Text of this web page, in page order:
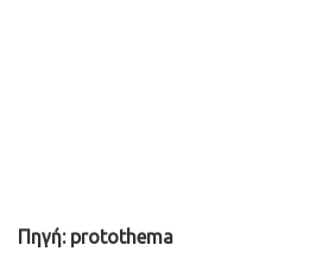
Πηγή: protothema